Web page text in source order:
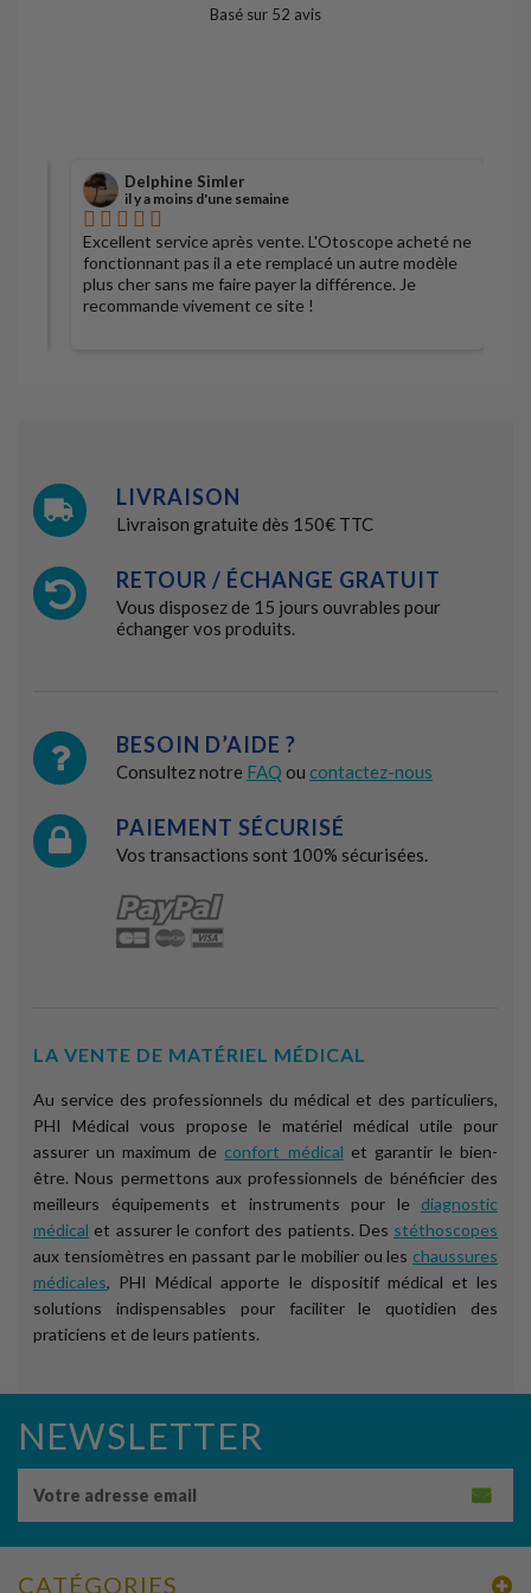
Ajouter
Détail
Basé sur 52 avis
Delphine Simler
il y a moins d'une semaine
Excellent service après vente. L'Otoscope acheté ne
fonctionnant pas il a ete remplacé un autre modèle
plus cher sans me faire payer la différence. Je
recommande vivement ce site !
LIVRAISON
Livraison gratuite dès 150€ TTC
RETOUR / ÉCHANGE GRATUIT
Vous disposez de 15 jours ouvrables pour
échanger vos produits.
BESOIN D’AIDE ?
Consultez notre FAQ ou contactez-nous
PAIEMENT SÉCURISÉ
Vos transactions sont 100% sécurisées.
LA VENTE DE MATÉRIEL MÉDICAL
Au service des professionnels du médical et des particuliers,
PHI Médical vous propose le matériel médical utile pour
assurer un maximum de confort médical et garantir le bien-
être. Nous permettons aux professionnels de bénéficier des
meilleurs équipements et instruments pour le diagnostic
médical et assurer le confort des patients. Des stéthoscopes
aux tensiomètres en passant par le mobilier ou les chaussures
médicales, PHI Médical apporte le dispositif médical et les
solutions indispensables pour faciliter le quotidien des
praticiens et de leurs patients.
NEWSLETTER
CATÉGORIES